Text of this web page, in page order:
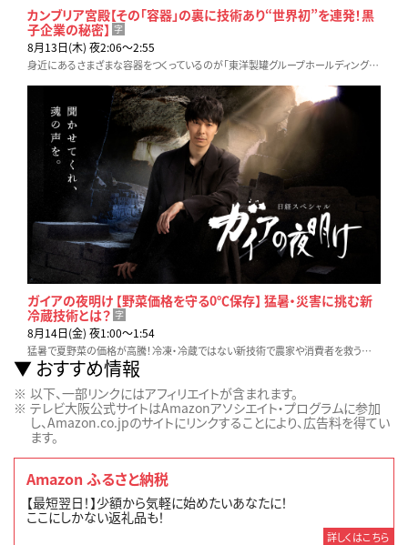
カンブリア宮殿【その「容器」の裏に技術あり“世界初”を連発！黒
子企業の秘密】 字
8月13日(木) 夜2:06〜2:55
身近にあるさまざまな容器をつくっているのが「東洋製罐グループホールディングス」だ。知られざる“巨大黒子企業”、イノベーションを続ける秘密に迫る！
ガイアの夜明け 【野菜価格を守る0℃保存】 猛暑・災害に挑む新
冷蔵技術とは？ 字
8月14日(金) 夜1:00〜1:54
猛暑で夏野菜の価格が高騰！冷凍・冷蔵ではない新技術で農家や消費者を救う挑戦が始まった！しかし巨大倉庫を建設した熊本で大地震が発生…いきなり真価が問われることに
おすすめ情報
以下、一部リンクにはアフィリエイトが含まれます。
テレビ大阪公式サイトはAmazonアソシエイト・プログラムに参加
し、Amazon.co.jpのサイトにリンクすることにより、広告料を得てい
ます。
Amazon ふるさと納税
【最短翌日！】少額から気軽に始めたいあなたに！
ここにしかない返礼品も！
詳しくはこちら